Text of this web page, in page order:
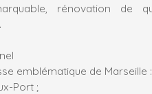
rénovation de
emblématique de Marseille :
Port ;